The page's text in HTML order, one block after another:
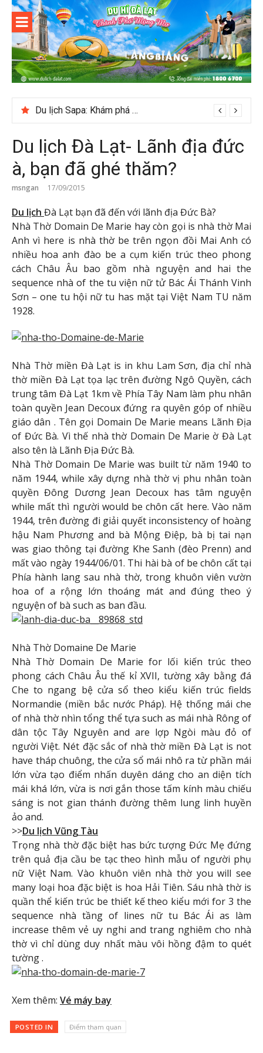
Skip
content
Du lịch Đà
Lạt
Du lịch Sapa: Khám phá bản Ý Linh Hồ độc đáo giữa Tây Bắc
Du lịch Đà Lạt- Lãnh địa đức
à, bạn đã ghé thăm?
msngan 17/09/2015
Du lịch Đà Lạt bạn đã đến với lãnh địa Đức Bà?
Nhà Thờ Domain De Marie hay còn gọi is nhà thờ Mai
Anh vì here is nhà thờ be trên ngọn đồi Mai Anh có
nhiều hoa anh đào be a cụm kiến ​​trúc theo phong
cách Châu Âu bao gồm nhà nguyện and hai the
sequence nhà of the tu viện nữ tử Bác Ái Thánh Vinh
Sơn – one tu hội nữ tu has mặt tại Việt Nam TU năm
1928.
Nhà Thờ miền Đà Lạt is in khu Lam Sơn, địa chỉ nhà
thờ miền Đà Lạt tọa lạc trên đường Ngô Quyền, cách
trung tâm Đà Lạt 1km về Phía Tây Nam làm phu nhân
toàn quyền Jean Decoux đứng ra quyên góp of nhiều
giáo dân . Tên gọi Domain De Marie means Lãnh Địa
of Đức Bà. Vì thế nhà thờ Domain De Marie ờ Đà Lạt
also tên là Lãnh Địa Đức Bà.
Nhà Thờ Domain De Marie was built từ năm 1940 to
năm 1944, while xây dựng nhà thờ vị phu nhân toàn
quyền Đông Dương Jean Decoux has tâm nguyện
while mất thì người would be chôn cất here. Vào năm
1944, trên đường đi giải quyết inconsistency of hoàng
hậu Nam Phương and bà Mộng Điệp, bà bị tai nạn
was giao thông tại đường Khe Sanh (đèo Prenn) and
mất vào ngày 1944/06/01. Thi hài bà of be chôn cất tại
Phía hành lang sau nhà thờ, trong khuôn viên vườn
hoa of a rộng lớn thoáng mát and đúng theo ý
nguyện of bà such as ban đầu.
Nhà Thờ Domaine De Marie
Nhà Thờ Domain De Marie for lối kiến ​​trúc theo
phong cách Châu Âu thế kỉ XVII, tường xây bằng đá
Che to ngang bệ cửa sổ theo kiểu kiến ​​trúc fields
Normandie (miền bắc nước Pháp). Hệ thống mái che
of nhà thờ nhìn tổng thể tựa such as mái nhà Rông of
dân tộc Tây Nguyên and are lợp Ngòi màu đỏ of
người Việt. Nét đặc sắc of nhà thờ miền Đà Lạt is not
have tháp chuông, the cửa sổ mái nhô ra từ phần mái
lớn vừa tạo điểm nhấn duyên dáng cho an diện tích
mái khá lớn, vừa is nơi gắn those tấm kính màu chiếu
sáng is not gian thánh đường thêm lung linh huyền
ảo and.
>>Du lịch Vũng Tàu
Trọng nhà thờ đặc biệt has bức tượng Đức Mẹ đứng
trên quả địa cầu be tạc theo hình mẫu of người phụ
nữ Việt Nam. Vào khuôn viên nhà thờ you will see
many loại hoa đặc biệt is hoa Hải Tiên. Sáu nhà thờ is
quần thể kiến ​​trúc be thiết kế theo kiểu mới for 3 the
sequence nhà tầng of lines nữ tu Bác Ái as làm
increase thêm vẻ uy nghi and trang nghiêm cho nhà
thờ vì chỉ dùng duy nhất màu vôi hồng đậm to quét
tường .
Xem thêm: Vé máy bay
POSTED IN Điểm tham quan